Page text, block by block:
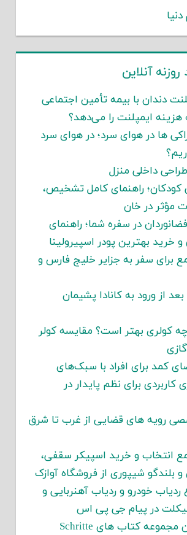
آنلاین
دندان با بیمه تأمین اجتماعی
ها در هوای سرد؛ در هوای سرد
داخلی منزل
کودکان؛ راهنمای کامل تشخیص،
مؤثر در خان
در سفره شما؛ راهنمای
بهترین پودر اسپیرولینا
برای سفر به جزایر خلیج فارس و
از ورود به کانادا پشیمان
چه کولری بهتر است؟ مقایسه کولر
کمد برای افراد با سبک‌های
کاربردی برای نظم پایدار در
رویه های قضایی از غرب تا شرق
انتخاب و خرید اسپیکر سقفی،
بلندگو شیپوری از فروشگاه آوازک
ردیاب خودرو و ردیاب آهنربایی و
در پیام جی پی اس
دانلود رایگان مجموعه کتاب های Schritte